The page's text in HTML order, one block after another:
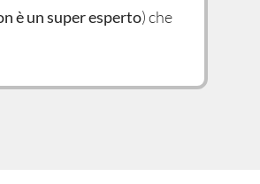
è un super esperto) che